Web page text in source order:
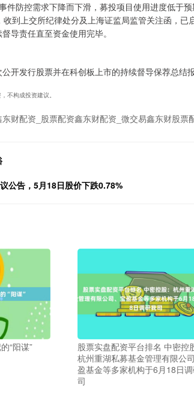
防控需求下降而下滑，募投项目使用进度低于
到上交所纪律处分及上海证监局监管关注函，已
导责任直至资金使用完毕。
开发行股票并在科创板上市的持续督导保荐总结报
不构成投资建议。
财配资_股票配资鑫东财配资_微交易鑫东财股票
公告，5月18日股价下跌0.78%
“阳谋”
股票实盘配资平台排名 中密控
杭州重湖私募基金管理有限公
盈基金等多家机构于6月18日
司